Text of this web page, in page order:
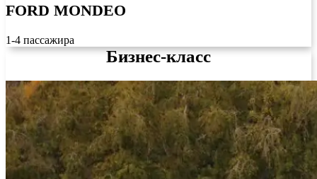
FORD MONDEO
1-4 пассажира
Бизнес-класс